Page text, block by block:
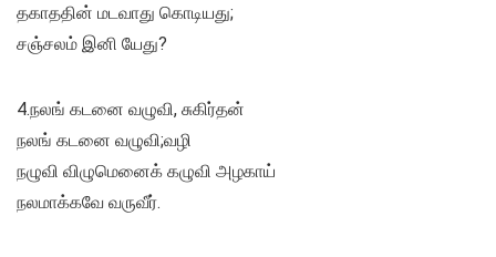
தகாததின் மடவாது கொடியது;
சஞ்சலம் இனி யேது?
4.நலங் கடனை வழுவி, சுகிர்தன்
நலங் கடனை வழுவி;வழி
நழுவி விழுமெனைக் கழுவி அழகாய்
நலமாக்கவே வருவீர்.